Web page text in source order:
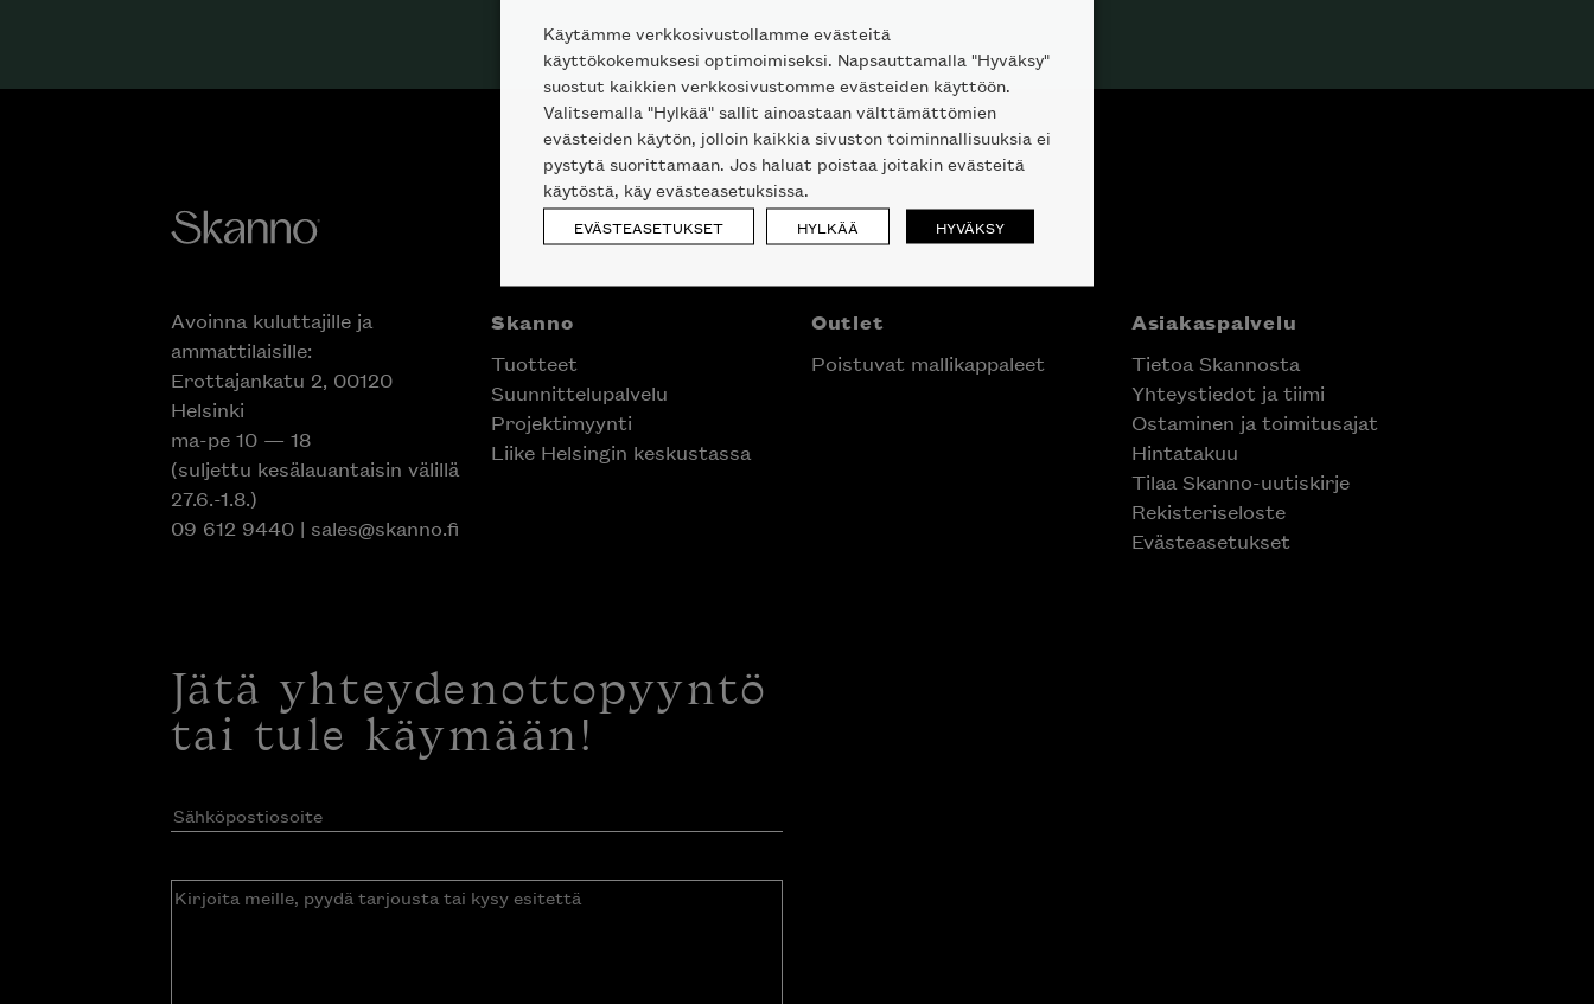
Avoinna kuluttajille ja
ammattilaisille:
Erottajankatu 2, 00120
Helsinki
ma-pe 10 — 18
(suljettu kesälauantaisin välillä
27.6.-1.8.)
09 612 9440| sales@skanno.fi
Skanno
Tuotteet
Suunnittelupalvelu
Projektimyynti
Liike Helsingin keskustassa
Outlet
Poistuvat mallikappaleet
Asiakaspalvelu
Tietoa Skannosta
Yhteystiedot ja tiimi
Ostaminen ja toimitusajat
Hintatakuu
Tilaa Skanno-uutiskirje
Rekisteriseloste
Evästeasetukset
Jätä yhteydenottopyyntö
tai tule käymään!
Sähköpostiosoite(Pakollinen)
Kirjoita
Käytämme verkkosivustollamme evästeitä
käyttökokemuksesi optimoimiseksi. Napsauttamalla "Hyväksy"
suostut kaikkien verkkosivustomme evästeiden käyttöön.
Valitsemalla "Hylkää" sallit ainoastaan välttämättömien
evästeiden käytön, jolloin kaikkia sivuston toiminnallisuuksia ei
pystytä suorittamaan. Jos haluat poistaa joitakin evästeitä
käytöstä, käy evästeasetuksissa.
EVÄSTEASETUKSET HYLKÄÄ HYVÄKSY